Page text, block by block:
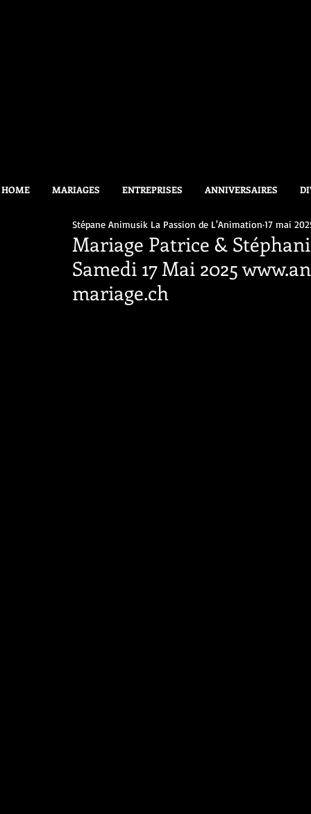
HOME MARIAGES ENTREPRISES ANNIVERSAIRES
Mariage Patrice &
Samedi 17 Mai 2025
mariage.ch
Stépane Animusik La Passion de L'Animation 17 mai